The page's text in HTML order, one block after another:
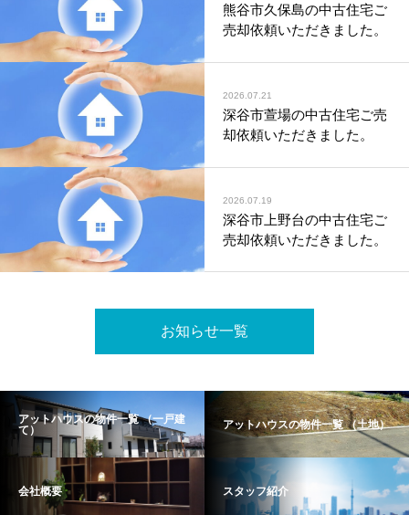
熊谷市久保島の中古住宅ご
売却依頼いただきました。
2026.07.21
深谷市萱場の中古住宅ご売
却依頼いただきました。
2026.07.19
深谷市上野台の中古住宅ご
売却依頼いただきました。
お知らせ一覧
アットハウスの物件一覧 （一戸建
て）
アットハウスの物件一覧 （土地）
会社概要 スタッフ紹介